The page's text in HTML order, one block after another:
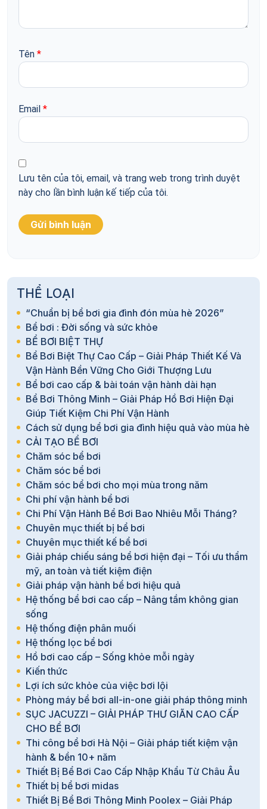
Tên *
Email *
Lưu tên của tôi, email, và trang web trong trình duyệt
này cho lần bình luận kế tiếp của tôi.
THỂ LOẠI
“Chuẩn bị bể bơi gia đình đón mùa hè 2026”
Bể bơi : Đời sống và sức khỏe
BỂ BƠI BIỆT THỰ
Bể Bơi Biệt Thự Cao Cấp – Giải Pháp Thiết Kế Và
Vận Hành Bền Vững Cho Giới Thượng Lưu
Bể bơi cao cấp & bài toán vận hành dài hạn
Bể Bơi Thông Minh – Giải Pháp Hồ Bơi Hiện Đại
Giúp Tiết Kiệm Chi Phí Vận Hành
Cách sử dụng bể bơi gia đình hiệu quả vào mùa hè
CẢI TẠO BỂ BƠI
Chăm sóc bể bơi
Chăm sóc bể bơi
Chăm sóc bể bơi cho mọi mùa trong năm
Chi phí vận hành bể bơi
Chi Phí Vận Hành Bể Bơi Bao Nhiêu Mỗi Tháng?
Chuyên mục thiết bị bể bơi
Chuyên mục thiết kế bể bơi
Giải pháp chiếu sáng bể bơi hiện đại – Tối ưu thẩm
mỹ, an toàn và tiết kiệm điện
Giải pháp vận hành bể bơi hiệu quả
Hệ thống bể bơi cao cấp – Nâng tầm không gian
sống
Hệ thống điện phân muối
Hệ thống lọc bể bơi
Hồ bơi cao cấp – Sống khỏe mỗi ngày
Kiến thức
Lợi ích sức khỏe của việc bơi lội
Phòng máy bể bơi all-in-one giải pháp thông minh
SỤC JACUZZI – GIẢI PHÁP THƯ GIÃN CAO CẤP
CHO BỂ BƠI
Thi công bể bơi Hà Nội – Giải pháp tiết kiệm vận
hành & bền 10+ năm
Thiết Bị Bể Bơi Cao Cấp Nhập Khẩu Từ Châu Âu
Thiết bị bể bơi midas
Thiết Bị Bể Bơi Thông Minh Poolex – Giải Pháp